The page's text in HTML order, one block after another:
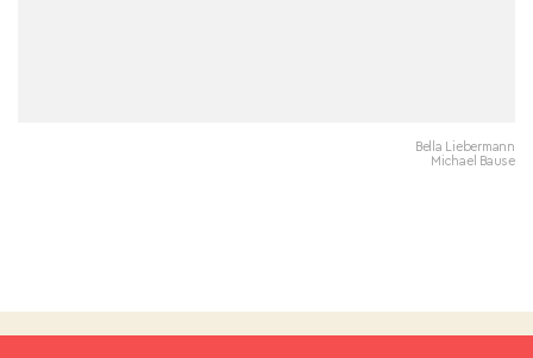
Bella Liebermann
Michael Bause